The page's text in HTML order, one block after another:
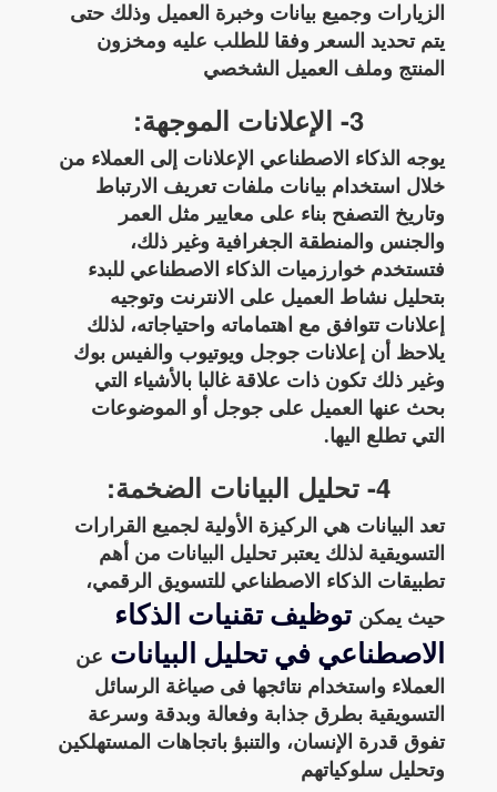
الزيارات وجميع بيانات وخبرة العميل وذلك حتى
يتم تحديد السعر وفقا للطلب عليه ومخزون
المنتج وملف العميل الشخصي
3- الإعلانات الموجهة:
يوجه الذكاء الاصطناعي الإعلانات إلى العملاء من
خلال استخدام بيانات ملفات تعريف الارتباط
وتاريخ التصفح بناء على معايير مثل العمر
والجنس والمنطقة الجغرافية وغير ذلك،
فتستخدم خوارزميات الذكاء الاصطناعي للبدء
بتحليل نشاط العميل على الانترنت وتوجيه
إعلانات تتوافق مع اهتماماته واحتياجاته، لذلك
يلاحظ أن إعلانات جوجل ويوتيوب والفيس بوك
وغير ذلك تكون ذات علاقة غالبا بالأشياء التي
بحث عنها العميل على جوجل أو الموضوعات
التي تطلع اليها.
4- تحليل البيانات الضخمة:
تعد البيانات هي الركيزة الأولية لجميع القرارات
التسويقية لذلك يعتبر تحليل البيانات من أهم
تطبيقات الذكاء الاصطناعي للتسويق الرقمي،
حيث يمكن توظيف تقنيات الذكاء
الاصطناعي في تحليل البيانات عن
العملاء واستخدام نتائجها فى صياغة الرسائل
التسويقية بطرق جذابة وفعالة وبدقة وسرعة
تفوق قدرة الإنسان، والتنبؤ باتجاهات المستهلكين
وتحليل سلوكياتهم